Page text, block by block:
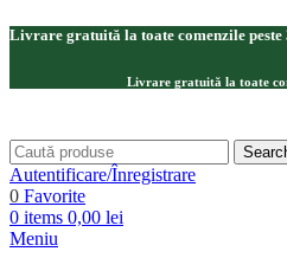
Livrare gratuită la toate comenzile peste
Livrare gratuită la toate
Autentificare/Înregistrare
0 Favorite
0 items 0,00 lei
Meniu